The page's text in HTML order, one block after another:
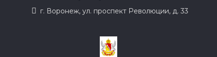
г. Воронеж, ул. проспект Революции, д. 33